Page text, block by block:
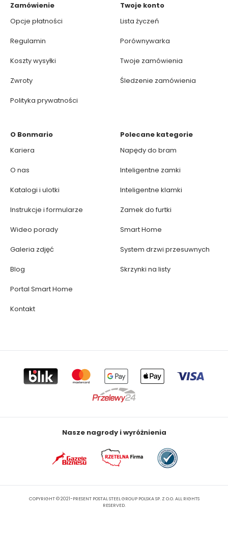
Zamówienie
Opcje płatności
Regulamin
Koszty wysyłki
Zwroty
Polityka prywatności
Twoje konto
Lista życzeń
Porównywarka
Twoje zamówienia
Śledzenie zamówienia
O Bonmario
Kariera
O nas
Katalogi i ulotki
Instrukcje i formularze
Wideo porady
Galeria zdjęć
Blog
Portal Smart Home
Kontakt
Polecane kategorie
Napędy do bram
Inteligentne zamki
Inteligentne klamki
Zamek do furtki
Smart Home
System drzwi przesuwnych
Skrzynki na listy
Nasze nagrody i wyróżnienia
COPYRIGHT © 2021-PRESENT POSTAL STEEL GROUP POLSKA SP. Z O.O. ALL RIGHTS
RESERVED.